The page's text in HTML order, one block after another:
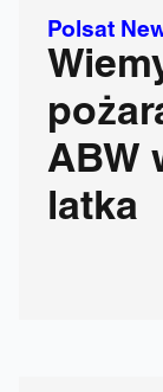
Polsat
ABW
latka